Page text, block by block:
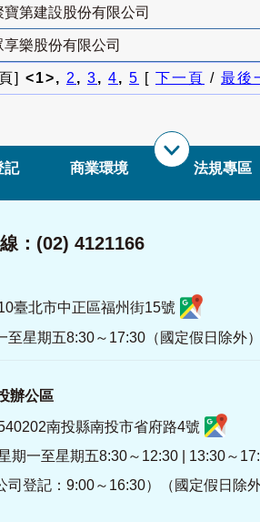
寶第建設股份有限公司
享樂股份有限公司
] <1>, 2, 3, 4, 5 [ 下一頁 / 最後
記 商業環境 法規專區
：(02) 4121166
臺北市中正區福州街15號
至星期五8:30～17:30（國定假日除外）
辦公區
南投縣南投市省府路4號
期一至星期五8:30～12:30 | 13:30～
司登記：9:00～16:30）（國定假日除外